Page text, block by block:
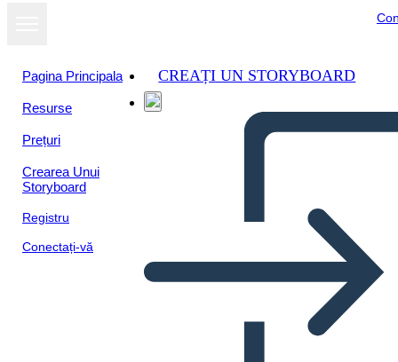
Pagina Principala
Resurse
Prețuri
Crearea Unui
Storyboard
Registru
Conectați-vă
CREAȚI UN STORYBOARD